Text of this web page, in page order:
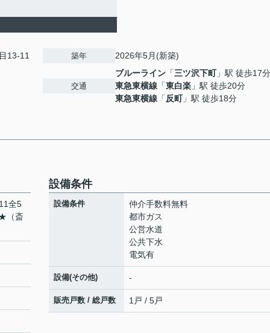
13-11 築年 2026年5月(新築)
交通
ブルーライン 「三ツ沢下町」駅 徒歩17分
東急東横線 「東白楽 」駅 徒歩20分
東急東横線 「 反町」駅 徒歩18分
全5
（斎
設備条件
設備条件
仲介手数料無料
都市ガス
公営水道
公共下水
電気有
設備(その他) -
販売戸数 / 総戸数 1戸 / 5戸